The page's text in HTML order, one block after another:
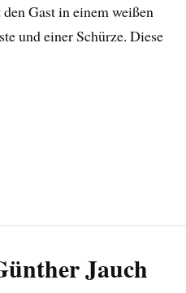
Gast in einem weißen
und einer Schürze. Diese
Jauch